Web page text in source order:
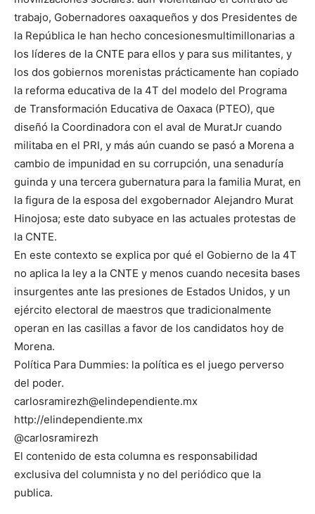
trabajo, Gobernadores oaxaqueños y dos Presidentes de
la República le han hecho concesionesmultimillonarias a
los líderes de la CNTE para ellos y para sus militantes, y
los dos gobiernos morenistas prácticamente han copiado
la reforma educativa de la 4T del modelo del Programa
de Transformación Educativa de Oaxaca (PTEO), que
diseñó la Coordinadora con el aval de MuratJr cuando
militaba en el PRI, y más aún cuando se pasó a Morena a
cambio de impunidad en su corrupción, una senaduría
guinda y una tercera gubernatura para la familia Murat, en
la figura de la esposa del exgobernador Alejandro Murat
Hinojosa; este dato subyace en las actuales protestas de
la CNTE.
En este contexto se explica por qué el Gobierno de la 4T
no aplica la ley a la CNTE y menos cuando necesita bases
insurgentes ante las presiones de Estados Unidos, y un
ejército electoral de maestros que tradicionalmente
operan en las casillas a favor de los candidatos hoy de
Morena.
Política Para Dummies: la política es el juego perverso
del poder.
carlosramirezh@elindependiente.mx
http://elindependiente.mx
@carlosramirezh
El contenido de esta columna es responsabilidad
exclusiva del columnista y no del periódico que la
publica.